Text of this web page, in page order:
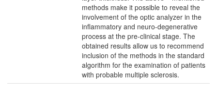
methods make it possible to reveal the
involvement of the optic analyzer in the
inflammatory and neuro-degenerative
process at the pre-clinical stage. The
obtained results allow us to recommend
inclusion of the methods in the standard
algorithm for the examination of patients
with probable multiple sclerosis.